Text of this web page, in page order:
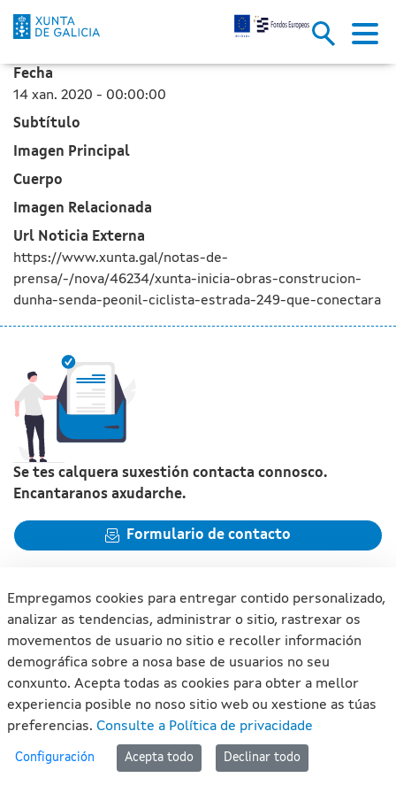
A Xunta inicia as obras de
Skip to Main Content
Fecha
14 xan. 2020 - 00:00:00
Subtítulo
Imagen Principal
Cuerpo
Imagen Relacionada
Url Noticia Externa
https://www.xunta.gal/notas-de-
prensa/-/nova/46234/xunta-inicia-obras-construcion-
dunha-senda-peonil-ciclista-estrada-249-que-conectara
Se tes calquera suxestión contacta connosco.
Encantaranos axudarche.
Formulario de contacto
Xunta de Galicia. Información mantida e publicada na internet
pola Xunta de Galicia
Atención á cidadanía
Accesibilidade
Mapa do portal
Empregamos cookies para entregar contido personalizado,
analizar as tendencias, administrar o sitio, rastrexar os
movementos de usuario no sitio e recoller información
demográfica sobre a nosa base de usuarios no seu
conxunto. Acepta todas as cookies para obter a mellor
experiencia posible no noso sitio web ou xestione as túas
preferencias. Consulte a Política de privacidade
Configuración Acepta todo Declinar todo